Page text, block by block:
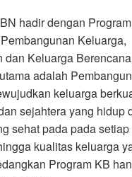
hadir dengan
Keluarga,
dan Keluarga
adalah
keluarga
sejahtera yang hidup
sehat pada pada
kualitas keluarga
Program KB